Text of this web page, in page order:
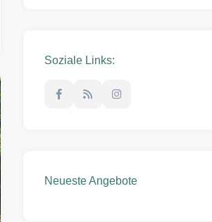
Soziale Links:
Neueste Angebote